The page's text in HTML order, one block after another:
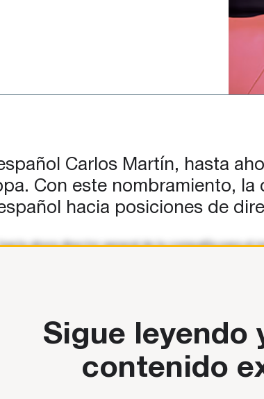
Carlos Martín, hasta
Con este nombramiento,
hacia posiciones de
ahora director general de la compañía para
Sigue leyendo
contenido